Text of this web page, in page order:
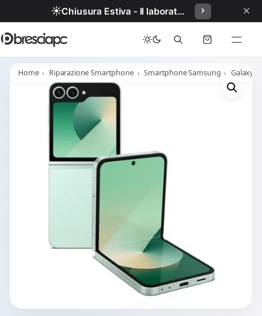
☀️ Chiusura Estiva - Il laboratorio resterà chiuso per ferie dal 29/06/2026 al 05/07/2026 compresi. ×
Home Riparazione Smartphone Smartphone Samsung Galaxy Z